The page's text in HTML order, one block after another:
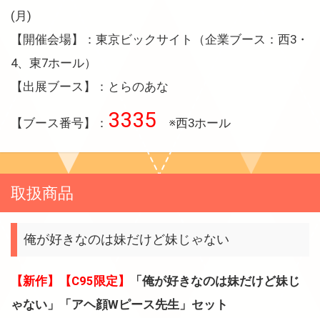
(月)
【開催会場】：東京ビックサイト（企業ブース：西3・
4、東7ホール）
【出展ブース】：とらのあな
【ブース番号】： 3335 ※西3ホール
取扱商品
俺が好きなのは妹だけど妹じゃない
【新作】【C95限定】
「俺が好きなのは妹だけど妹じ
ゃない」「アヘ顔Wピース先生」セット